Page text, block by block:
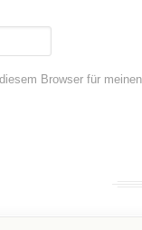
Browser für